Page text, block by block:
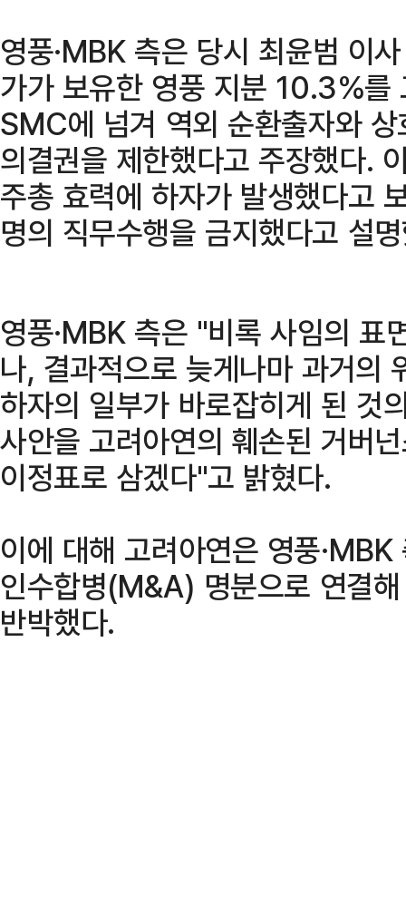
영풍·MBK 측은 당시 최윤범 이
가가 보유한 영풍 지분 10.3%를
SMC에 넘겨 역외 순환출자와
의결권을 제한했다고 주장했다.
주총 효력에 하자가 발생했다고
명의 직무수행을 금지했다고 설
영풍·MBK 측은 "비록 사임의 표
나, 결과적으로 늦게나마 과거의
하자의 일부가 바로잡히게 된 것
사안을 고려아연의 훼손된 거버
이정표로 삼겠다"고 밝혔다.
이에 대해 고려아연은 영풍
인수합병(M&A) 명분으로 연결
반박했다.